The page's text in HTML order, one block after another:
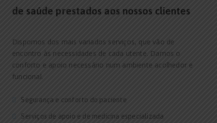
de saúde prestados aos nossos clientes
Dispomos dos mais variados serviços, que vão de
encontro às necessidades de cada utente. Damos o
conforto e apoio necessário num ambiente acolhedor e
funcional.
Segurança e conforto do paciente
Serviços de apoio e de medicina especializada